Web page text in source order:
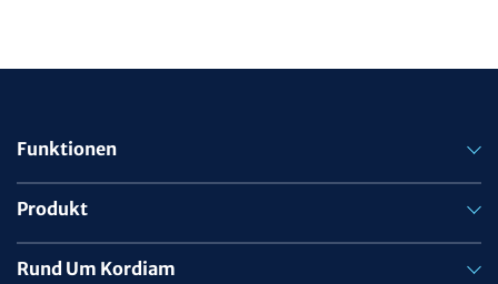
Funktionen
Produkt
Rund Um Kordiam